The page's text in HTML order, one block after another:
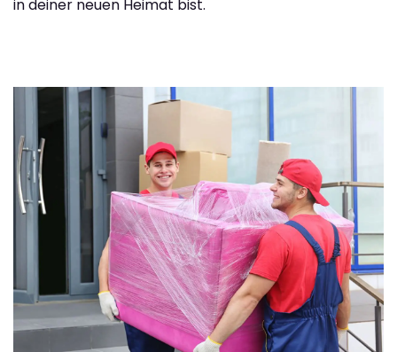
in deiner neuen Heimat bist.